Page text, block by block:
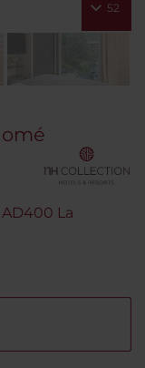
52
AD400 La